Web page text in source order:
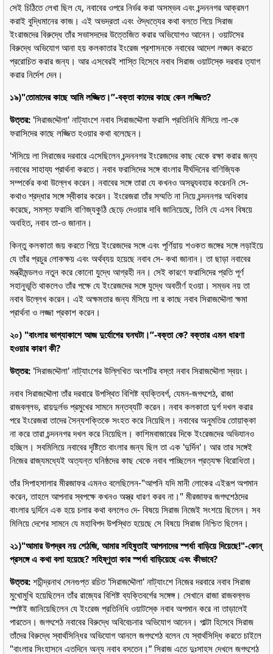
সেই চিঠিতে লেখা ছিল যে, নবাবের ওপরে নির্ভর করা অসম্ভব এবং চন্দননগর আক্রমণ
করাই বুদ্ধিমানের কাজ। এই অভদ্রতা এবং ঔদ্ধত্যের কথা বলতে গিয়ে সিরাজ
ইংরাজদের বিরুদ্ধে তাঁর সভাসদদের উত্তেজিত করার অভিযোগও আনেন। ওয়াটসের
বিরুদ্ধে অভিযোগ আনা হয় কলকাতার ইংরেজ প্রশাসনকে নবাবের আদেশ লঙ্ঘন করতে
প্ররোচিত করার জন্য। আর এসবেরই শাস্তি হিসেবে নবাব সিরাজ ওয়াটস্কে দরবার ত্যাগ
করার নির্দেশ দেন।
১৯)"তোমাদের কাছে আমি লজ্জিত।”-বক্তা কাদের কাছে কেন লজ্জিত?
উত্তর: 'সিরাজদ্দৌলা' নাট্যাংশে নবাব সিরাজদ্দৌলা ফরাসি প্রতিনিধি মঁসিয়ে লা-কে
ফরাসিদের কাছে লজ্জিত হওয়ার কথা বলেছেন।
'সঁসিয়ে লা সিরাজের দরবারে এসেছিলেন চন্দননগর ইংরেজদের কাছ থেকে রক্ষা করার জন্য
নবাবের সাহায্য প্রার্থনা করতে। নবাব ফরাসিদের সঙ্গে বাংলার দীর্ঘদিনের বাণিজ্যিক
সম্পর্কের কথা উল্লেখ করেন। নবাবের সঙ্গে তারা যে কখনও অসদ্ব্যবহার করেননি সে-
কথাও শ্রদ্ধার সঙ্গে স্বীকার করেন। ইংরেজরা তাঁর সম্মতি না নিয়ে চন্দননগর অধিকার
করেছে, সমস্ত ফরাসি বাণিজ্যকুঠি ছেড়ে দেওয়ার দাবি জানিয়েছে, তিনি যে এসব বিষয়ে
অবহিত, নবাব তা-ও জানান।
কিন্তু কলকাতা জয় করতে গিয়ে ইংরেজদের সঙ্গে এবং পূর্ণিয়ায় শওকত জঙ্গের সঙ্গে লড়াইয়ে
যে তাঁর প্রচুর লোকক্ষয় এবং অর্থব্যয় হয়েছে নবাব সে- কথা জানান। তা ছাড়া নবাবের
মন্ত্রীমন্ডলও নতুন করে কোনো যুদ্ধে আগ্রহী নন। সেই কারণে ফরাসিদের প্রতি পূর্ণ
সহানুভূতি থাকলেও তাঁর পক্ষে যে ইংরেজদের সঙ্গে যুদ্ধে অবতীর্ণ হওয়া। সম্ভব নয় তা
নবাব উল্লেখ করেন। এই অক্ষমতার জন্য মঁসিয়ে লা র কাছে নবাব সিরাজদ্দৌলা ক্ষমা
প্রার্থনা ও লজ্জা প্রকাশ করেন।
২০) "বাংলার ভাগ্যাকাশে আজ দুর্যোগের ঘনঘটা।”-বক্তা কে? বক্তার এমন ধারণা
হওয়ার কারণ কী?
উত্তর: 'সিরাজদ্দৌলা' নাট্যাংশের উল্লিখিত অংশটির বস্তা নবাব সিরাজদ্দৌলা স্বয়ং।
নবাব সিরাজদ্দৌলা তাঁর দরবারে উপস্থিত বিশিষ্ট ব্যক্তিবর্গ, যেমন-জগৎশেঠ, রাজা
রাজবল্লভ, রায়দুর্লভ প্রমুখের সামনে মন্তব্যটি করেন। নবাব কলকাতা দুর্গ দখল করার
পরে ইংরেজরা তাদের সৈন্যশক্তিকে সংহত করে নিয়েছিল। নবাবের অনুমতির তোয়াক্কা
না করে তারা চন্দননগর দখল করে নিয়েছিল। কাশিমবাজারের দিকে ইংরেজদের অভিযানও
হচ্ছিল। সবমিলিয়ে নবাবের দৃষ্টিতে বাংলার জন্য ছিল তা এক 'দুর্দিন'। আর তার সঙ্গেই
নিজের রাজ্যমধ্যেই অত্যন্ত ঘনিষ্ঠদের কাছ থেকে নবাব পাচ্ছিলেন প্রত্যক্ষ বিরোধিতা।
তাঁর সিপাহসালার মীরজাফর এমনও বলেছিলেন-"আপনি যদি মানী লোকের এইরূপ অপমান
করেন, তাহলে আপনার স্বপক্ষে কখনও অস্ত্র ধারণ করব না।" মীরজাফর জগৎশেঠদের
বাংলার দুর্দিনে এক হয়ে চলার কথা বললেও দে- বিষয়ে সিরাজ নিজেই সংশয়ে ছিলেন। সব
মিলিয়ে দেশের সামনে যে মহাবিপদ উপস্থিত হয়েছে সে বিষয়ে সিরাজ নিশ্চিত ছিলেন।
২১)"আমার উপদ্রব নয় শেঠজি, আমার সহিষুতাই আপনাদের স্পর্ধা বাড়িয়ে দিয়েছে!"-কোন্
প্রসঙ্গে এ কথা বলা হয়েছে? সহিষ্ণুতা কার স্পর্ধা বাড়িয়েছে এবং কীভাবে?
উত্তর: শচীন্দ্রনাথ সেনগুপ্ত রচিত 'সিরাজদ্দৌলা' নাট্যাংশে নিজের দরবারে নবাব সিরাজ
মুখোমুখি হয়েছিলেন তাঁর রাজ্যের বিশিষ্ট ব্যক্তিবর্গের সঙ্গেঙ্গ। সেখানে রাজা রাজবল্লভ
স্পষ্টই জানিয়েছিলেন যে ইংরেজ প্রতিনিধি ওয়াটস্কে নবাব অপমান করে না তাড়ালেই
পারতেন। জগৎশেঠ নবাবের বিরুদ্ধে অবিবেচনার অভিযোগ আনেন। পাল্টা হিসেবে সিরাজ
তাঁদের বিরুদ্ধে স্বার্থসিন্ধির অভিযোগ আনলে জগৎশেঠ বলেন যে স্বার্থসিদ্ধি করতে চাইলে
"বাংলার সিংহাসনে এতদিনে অন্য নবাব বসতেন।” সিরাজ এতে দুঃসাহস দেখলে জগৎশেঠ